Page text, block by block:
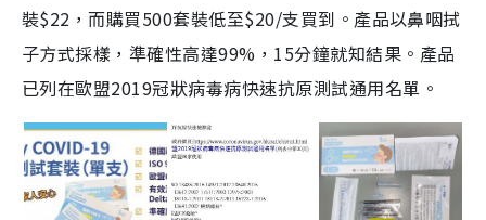
裝$22，而購買500套裝低至$20/支買到。產品以鼻咽拭
子方式採樣，準確性高達99%，15分鐘就知結果。產品
已列在歐盟2019冠狀病毒病快速抗原測試通用名單。